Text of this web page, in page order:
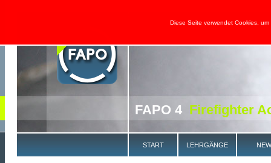
FAPO 4 Firefighter
START LEHRGÄNGE
Diese Seite verwendet Cookies,